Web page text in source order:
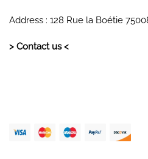
Address : 128 Rue la Boétie
> Contact us <